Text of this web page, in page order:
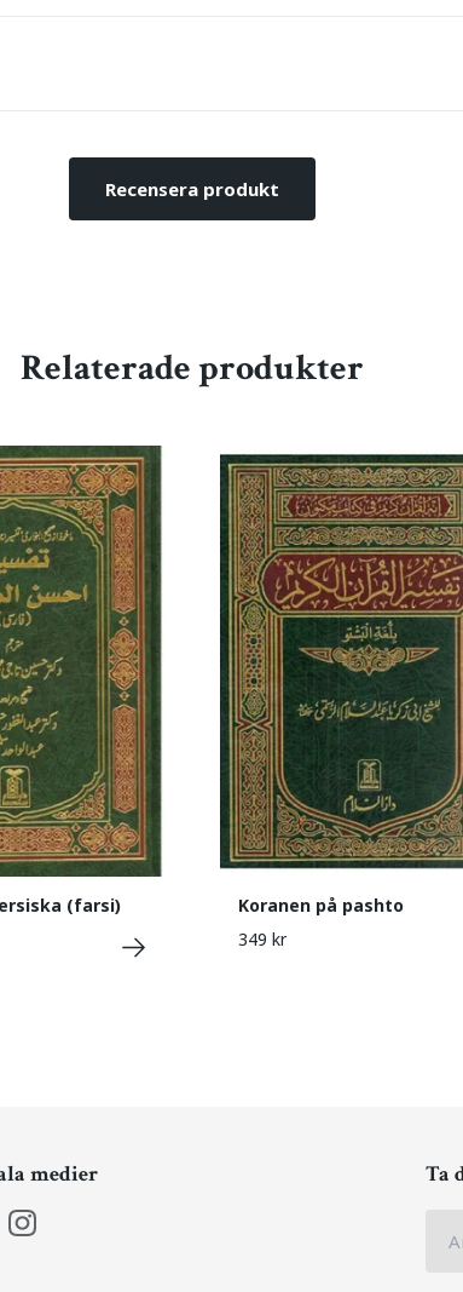
Recensera produkt
Relaterade produkter
(farsi)
Koranen på pashto
349 kr
medier Ta